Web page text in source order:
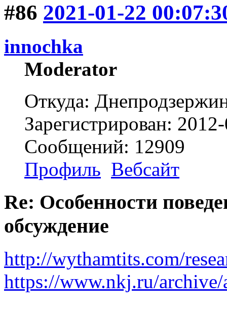
#86 2021-01-22
innochka
Moderator
Откуда:
Зарегистрирован:
Сообщений: 12909
Профиль Вебсайт
Re: Особенности
обсуждение
http://wythamtits.com/
https://www.nkj.ru/